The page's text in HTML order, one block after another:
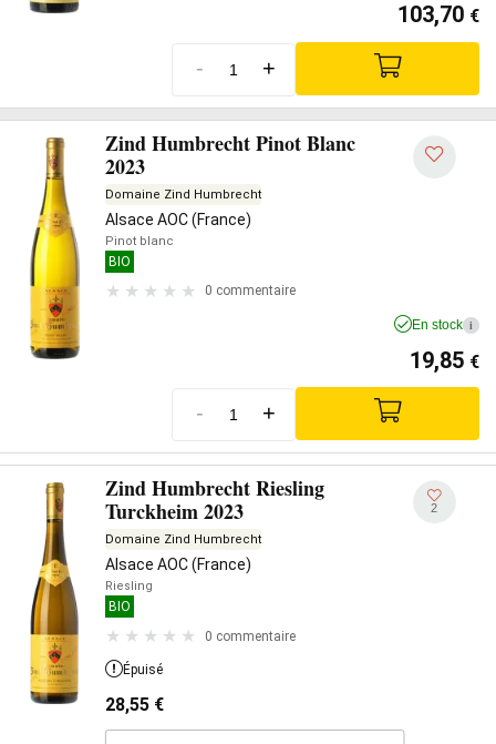
103,70 €
- +
Zind Humbrecht Pinot Blanc
2023
Domaine Zind Humbrecht
Alsace AOC (France)
Pinot blanc
BIO
0 commentaire
En stock i
19,85 €
- +
Zind Humbrecht Riesling
Turckheim 2023
Domaine Zind Humbrecht
Alsace AOC (France)
Riesling
BIO
0 commentaire
2
Épuisé
28,55 €